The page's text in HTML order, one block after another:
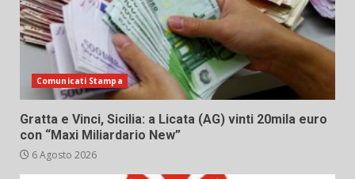
Comunicati Stampa
Gratta e Vinci, Sicilia: a Licata (AG) vinti 20mila euro
con “Maxi Miliardario New”
6 Agosto 2026